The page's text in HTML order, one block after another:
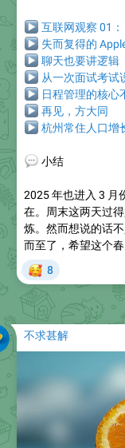
互联网观察 01：
失而复得的
聊天也要讲逻辑
从一次面试考试
日程管理的核心
再见，方大同
杭州常住人口增
小结
2025 年也进入 3 月
在。周末这两天过
炼。然而想说的话
而至了，希望这个
8
不求甚解